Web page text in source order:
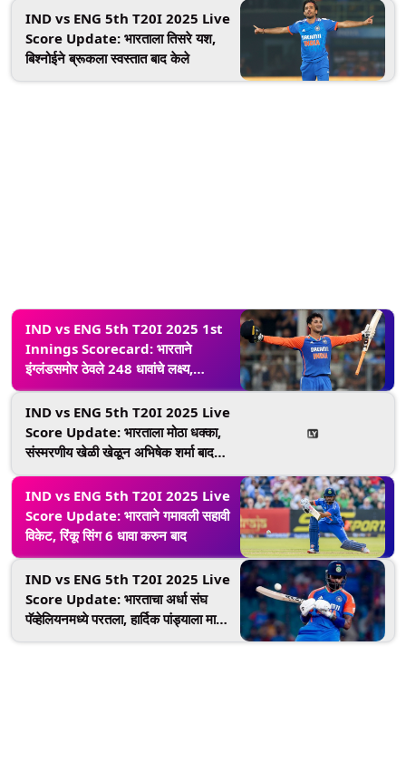
IND vs ENG 5th T20I 2025 Live
Score Update: भारताला तिसरे यश,
बिश्नोईने ब्रूकला स्वस्तात बाद केले
IND vs ENG 5th T20I 2025 1st
Innings Scorecard: भारताने
इंग्लंडसमोर ठेवले 248 धावांचे लक्ष्य,
अभिषेकने झळकावले धमाकेदार शतक
IND vs ENG 5th T20I 2025 Live
Score Update: भारताला मोठा धक्का,
संस्मरणीय खेळी खेळून अभिषेक शर्मा बाद
झाला
IND vs ENG 5th T20I 2025 Live
Score Update: भारताने गमावली सहावी
विकेट, रिंकू सिंग 6 धावा करुन बाद
IND vs ENG 5th T20I 2025 Live
Score Update: भारताचा अर्धा संघ
पॅव्हेलियनमध्ये परतला, हार्दिक पांड्याला मार्क